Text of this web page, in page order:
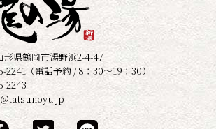
形県鶴岡市湯野浜2-4-47
2241（電話予約 / 8：30～19：30）
2243